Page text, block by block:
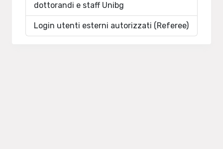
dottorandi e staff Unibg
Login utenti esterni autorizzati (Referee)